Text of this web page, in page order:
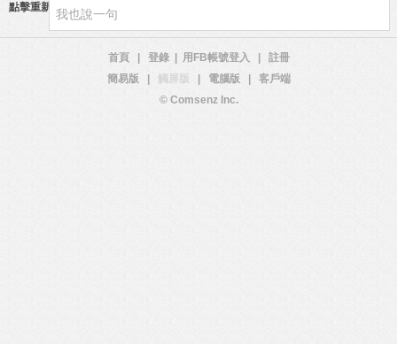
點擊重新加載
首頁 登錄 用FB帳號登入
註冊
簡易版
觸屏版 電腦版
客戶端
© Comsenz Inc.